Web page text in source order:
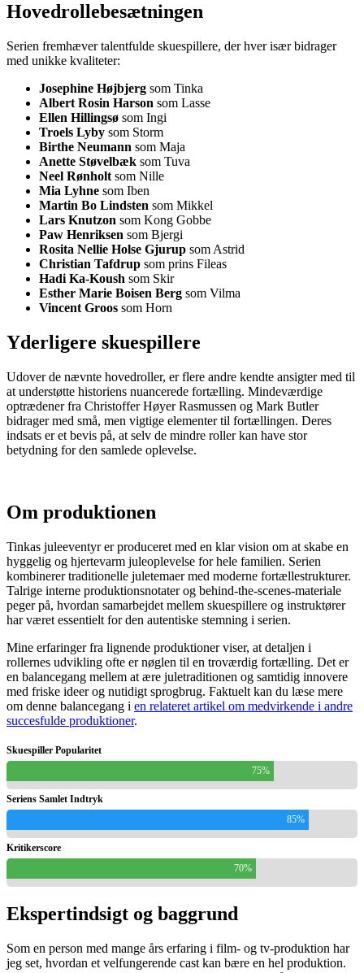
Hovedrollebesætningen
Serien fremhæver talentfulde skuespillere, der hver især bidrager
med unikke kvaliteter:
Josephine Højbjerg som Tinka
Albert Rosin Harson som Lasse
Ellen Hillingsø som Ingi
Troels Lyby som Storm
Birthe Neumann som Maja
Anette Støvelbæk som Tuva
Neel Rønholt som Nille
Mia Lyhne som Iben
Martin Bo Lindsten som Mikkel
Lars Knutzon som Kong Gobbe
Paw Henriksen som Bjergi
Rosita Nellie Holse Gjurup som Astrid
Christian Tafdrup som prins Fileas
Hadi Ka-Koush som Skir
Esther Marie Boisen Berg som Vilma
Vincent Groos som Horn
Yderligere skuespillere
Udover de nævnte hovedroller, er flere andre kendte ansigter med til
at understøtte historiens nuancerede fortælling. Mindeværdige
optrædener fra Christoffer Høyer Rasmussen og Mark Butler
bidrager med små, men vigtige elementer til fortællingen. Deres
indsats er et bevis på, at selv de mindre roller kan have stor
betydning for den samlede oplevelse.
Om produktionen
Tinkas juleeventyr er produceret med en klar vision om at skabe en
hyggelig og hjertevarm juleoplevelse for hele familien. Serien
kombinerer traditionelle juletemaer med moderne fortællestrukturer.
Talrige interne produktionsnotater og behind-the-scenes-materiale
peger på, hvordan samarbejdet mellem skuespillere og instruktører
har været essentielt for den autentiske stemning i serien.
Mine erfaringer fra lignende produktioner viser, at detaljen i
rollernes udvikling ofte er nøglen til en troværdig fortælling. Det er
en balancegang mellem at ære juletraditionen og samtidig innovere
med friske ideer og nutidigt sprogbrug. Faktuelt kan du læse mere
om denne balancegang i en relateret artikel om medvirkende i andre
succesfulde produktioner.
Skuespiller Popularitet
75%
Seriens Samlet Indtryk
85%
Kritikerscore
70%
Ekspertindsigt og baggrund
Som en person med mange års erfaring i film- og tv-produktion har
jeg set, hvordan et velfungerende cast kan bære en hel produktion.